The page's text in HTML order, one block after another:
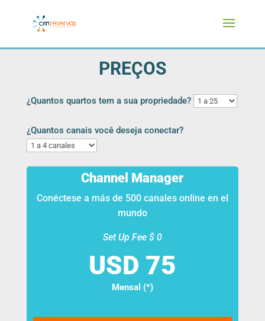
PREÇOS
¿Quantos quartos tem a sua propriedade?
¿Quantos canais você deseja conectar?
Channel Manager
Conéctese a más de 500 canales online en el
mundo
Set Up Fee $ 0
Mensal (*)